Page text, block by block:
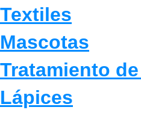
Textiles
Mascotas
Tratamiento
Lápices